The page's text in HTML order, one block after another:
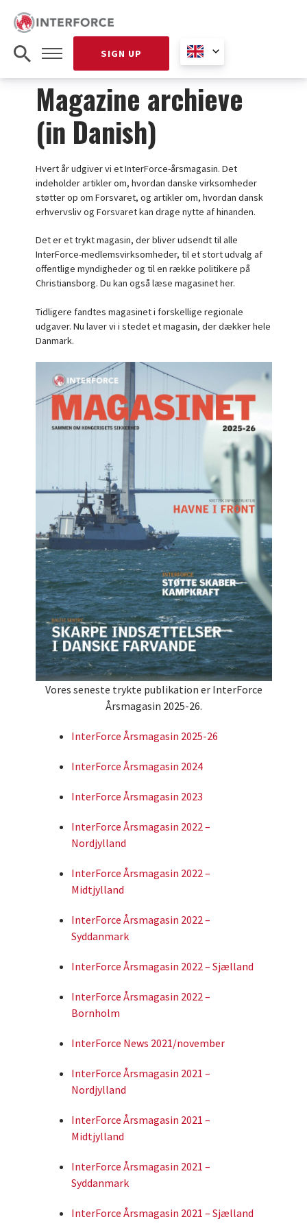
SIGN UP
Magazine archieve
(in Danish)
Hvert år udgiver vi et InterForce-årsmagasin. Det
indeholder artikler om, hvordan danske virksomheder
støtter op om Forsvaret, og artikler om, hvordan dansk
erhvervsliv og Forsvaret kan drage nytte af hinanden.
Det er et trykt magasin, der bliver udsendt til alle
InterForce-medlemsvirksomheder, til et stort udvalg af
offentlige myndigheder og til en række politikere på
Christiansborg. Du kan også læse magasinet her.
Tidligere fandtes magasinet i forskellige regionale
udgaver. Nu laver vi i stedet et magasin, der dækker hele
Danmark.
Vores seneste trykte publikation er InterForce
Årsmagasin 2025-26.
InterForce Årsmagasin 2025-26
InterForce Årsmagasin 2024
InterForce Årsmagasin 2023
InterForce Årsmagasin 2022 –
Nordjylland
InterForce Årsmagasin 2022 –
Midtjylland
InterForce Årsmagasin 2022 –
Syddanmark
InterForce Årsmagasin 2022 – Sjælland
InterForce Årsmagasin 2022 –
Bornholm
InterForce News 2021/november
InterForce Årsmagasin 2021 –
Nordjylland
InterForce Årsmagasin 2021 –
Midtjylland
InterForce Årsmagasin 2021 –
Syddanmark
InterForce Årsmagasin 2021 – Sjælland